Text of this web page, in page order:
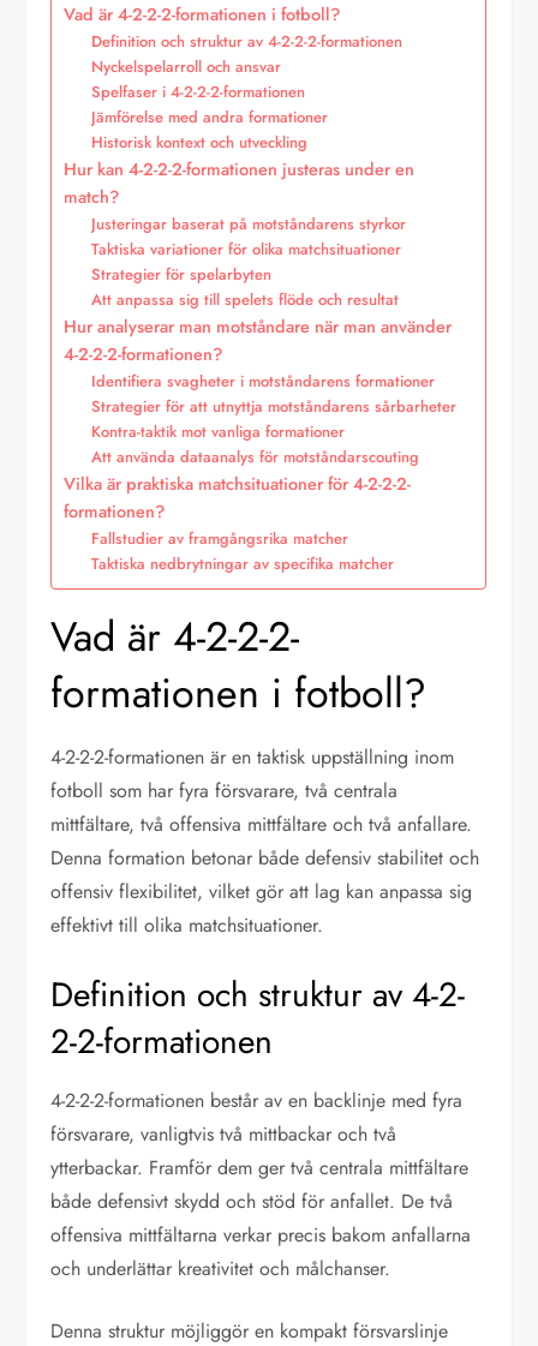
Vad är 4-2-2-2-formationen i fotboll?
Definition och struktur av 4-2-2-2-formationen
Nyckelspelarroll och ansvar
Spelfaser i 4-2-2-2-formationen
Jämförelse med andra formationer
Historisk kontext och utveckling
Hur kan 4-2-2-2-formationen justeras under en
match?
Justeringar baserat på motståndarens styrkor
Taktiska variationer för olika matchsituationer
Strategier för spelarbyten
Att anpassa sig till spelets flöde och resultat
Hur analyserar man motståndare när man använder
4-2-2-2-formationen?
Identifiera svagheter i motståndarens formationer
Strategier för att utnyttja motståndarens sårbarheter
Kontra-taktik mot vanliga formationer
Att använda dataanalys för motståndarscouting
Vilka är praktiska matchsituationer för 4-2-2-2-
formationen?
Fallstudier av framgångsrika matcher
Taktiska nedbrytningar av specifika matcher
Vad är 4-2-2-2-
formationen i fotboll?
4-2-2-2-formationen är en taktisk uppställning inom
fotboll som har fyra försvarare, två centrala
mittfältare, två offensiva mittfältare och två anfallare.
Denna formation betonar både defensiv stabilitet och
offensiv flexibilitet, vilket gör att lag kan anpassa sig
effektivt till olika matchsituationer.
Definition och struktur av 4-2-
2-2-formationen
4-2-2-2-formationen består av en backlinje med fyra
försvarare, vanligtvis två mittbackar och två
ytterbackar. Framför dem ger två centrala mittfältare
både defensivt skydd och stöd för anfallet. De två
offensiva mittfältarna verkar precis bakom anfallarna
och underlättar kreativitet och målchanser.
Denna struktur möjliggör en kompakt försvarslinje